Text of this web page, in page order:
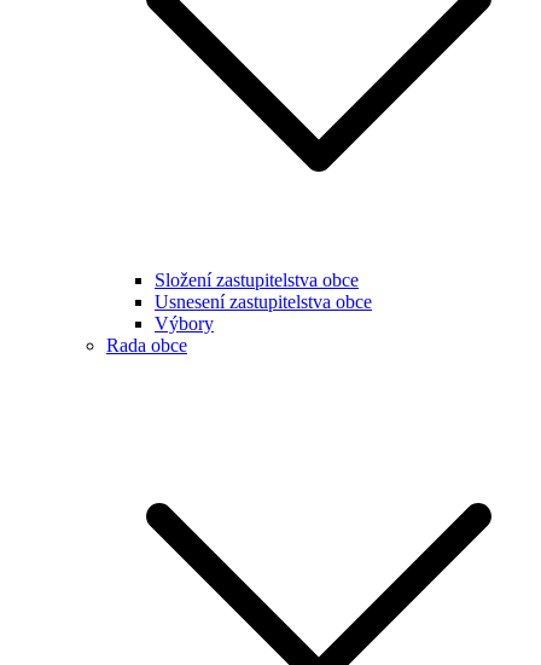
Složení zastupitelstva obce
Usnesení zastupitelstva obce
Výbory
Rada obce